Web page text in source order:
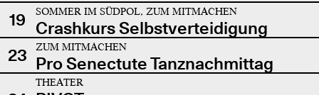
19 SOMMER IM SÜDPOL, ZUM MITMACHEN
Crashkurs Selbstverteidigung
23
ZUM MITMACHEN
Pro Senectute Tanznachmittag
THEATER